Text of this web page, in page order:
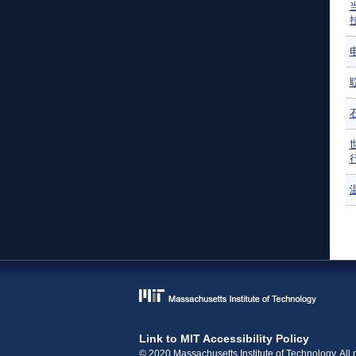
Link to MIT Accessibility Policy
© 2020 Massachusetts Institute of Technology. All